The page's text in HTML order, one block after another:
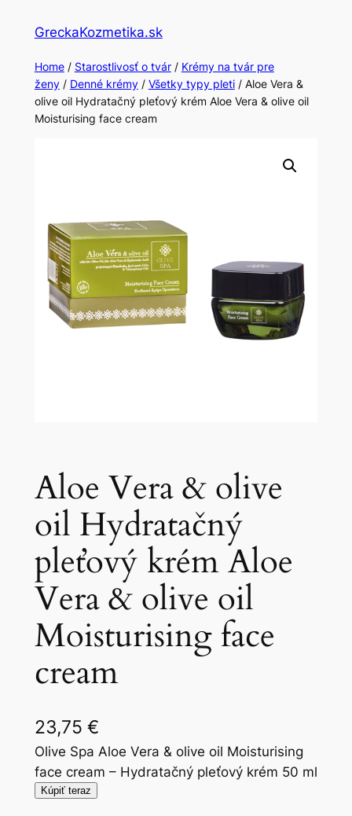
GreckaKozmetika.sk
Home/ Starostlivosť o tvár/ Krémy na tvár pre
ženy/ Denné krémy/ Všetky typy pleti/ Aloe Vera &
olive oil Hydratačný pleťový krém Aloe Vera & olive oil
Moisturising face cream
Aloe Vera & olive
oil Hydratačný
pleťový krém Aloe
Vera & olive oil
Moisturising face
cream
23,75 €
Olive Spa Aloe Vera & olive oil Moisturising
face cream – Hydratačný pleťový krém 50 ml
Kúpiť teraz